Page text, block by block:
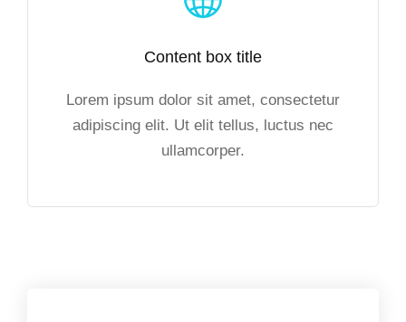
Content box title
Lorem ipsum dolor sit amet, consectetur
adipiscing elit. Ut elit tellus, luctus nec
ullamcorper.